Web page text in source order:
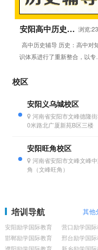
安阳高中历史1
浏览
高中历史辅导 历史：高中对知
识体系进行了重新整合，以专题
文、政治等众多学科所学。 分
校区
安阳义乌城校区
河南省安阳市文峰德隆
0米路北广厦新苑B区三楼
安阳旺角校区
河南省安阳市文峰文峰
角（文峰旺角）
其他
培训导航
安阳励学国际教育 营口励学国
邯郸励学国际教育
邢台励学国
濮阳励学国际教育
新乡励学国